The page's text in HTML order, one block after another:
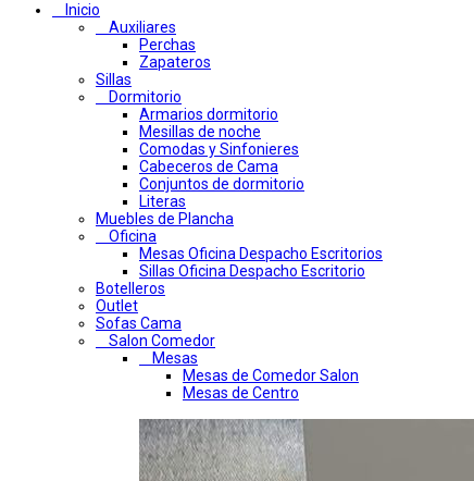
Inicio
Auxiliares
Perchas
Zapateros
Sillas
Dormitorio
Armarios dormitorio
Mesillas de noche
Comodas y Sinfonieres
Cabeceros de Cama
Conjuntos de dormitorio
Literas
Muebles de Plancha
Oficina
Mesas Oficina Despacho Escritorios
Sillas Oficina Despacho Escritorio
Botelleros
Outlet
Sofas Cama
Salon Comedor
Mesas
Mesas de Comedor Salon
Mesas de Centro